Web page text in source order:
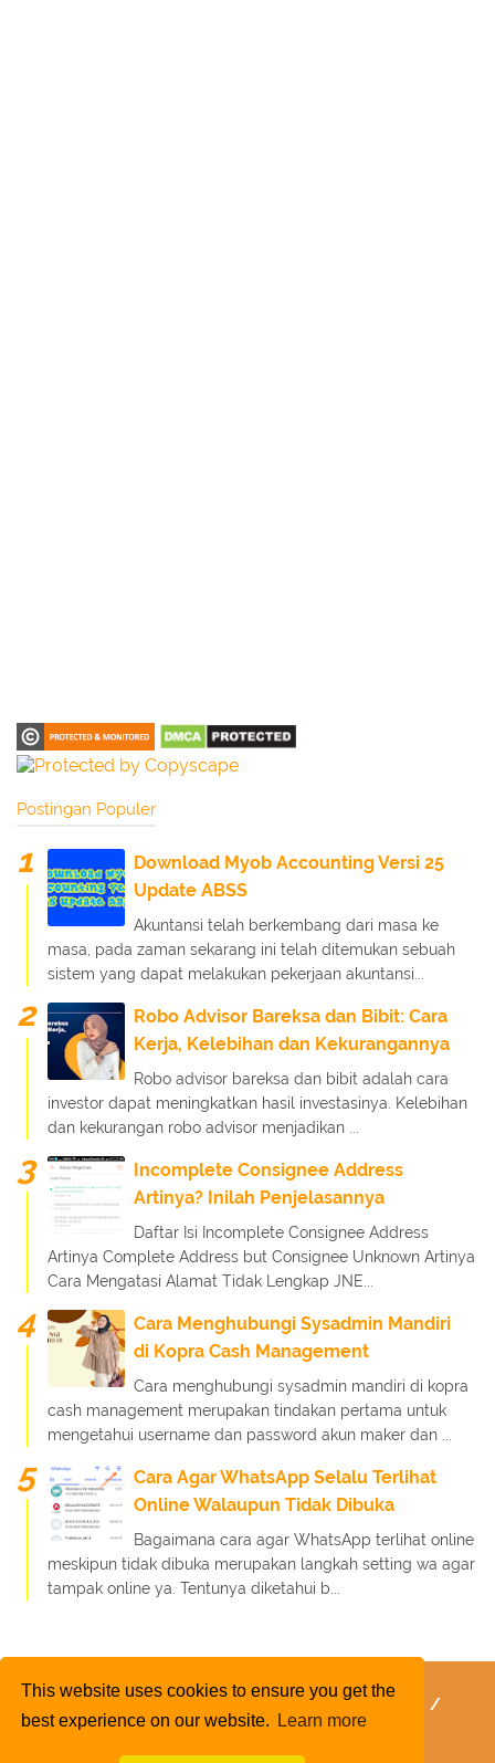
This website uses cookies to ensure you get the
best experience on our website.
Learn more
Postingan Populer
Download Myob Accounting Versi 25
Update ABSS
Akuntansi telah berkembang dari masa ke
masa, pada zaman sekarang ini telah ditemukan sebuah
sistem yang dapat melakukan pekerjaan akuntansi...
Robo Advisor Bareksa dan Bibit: Cara
Kerja, Kelebihan dan Kekurangannya
Robo advisor bareksa dan bibit adalah cara
investor dapat meningkatkan hasil investasinya. Kelebihan
dan kekurangan robo advisor menjadikan ...
Incomplete Consignee Address
Artinya? Inilah Penjelasannya
Daftar Isi Incomplete Consignee Address
Artinya Complete Address but Consignee Unknown Artinya
Cara Mengatasi Alamat Tidak Lengkap JNE...
Cara Menghubungi Sysadmin Mandiri
di Kopra Cash Management
Cara menghubungi sysadmin mandiri di kopra
cash management merupakan tindakan pertama untuk
mengetahui username dan password akun maker dan ...
Cara Agar WhatsApp Selalu Terlihat
Online Walaupun Tidak Dibuka
Bagaimana cara agar WhatsApp terlihat online
meskipun tidak dibuka merupakan langkah setting wa agar
tampak online ya. Tentunya diketahui b...
Kebijakan Privasi